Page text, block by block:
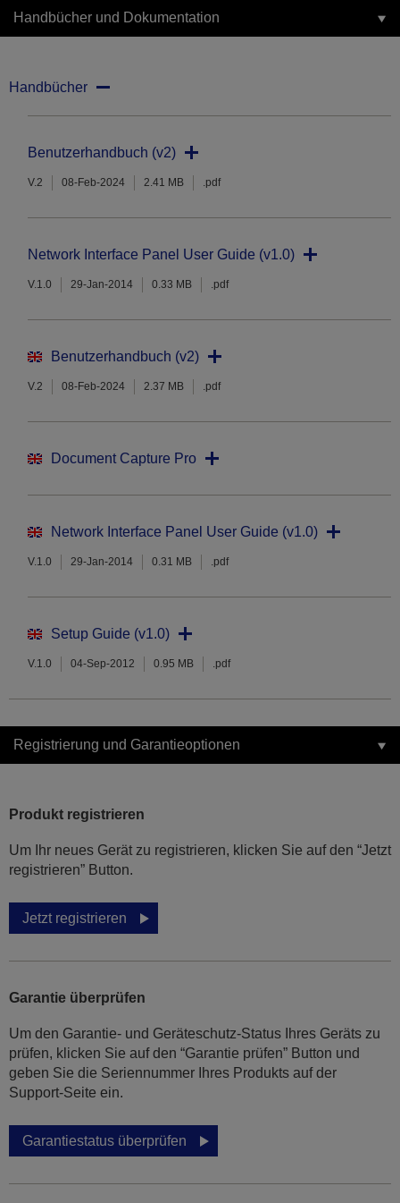
Handbücher und Dokumentation
Handbücher
Benutzerhandbuch (v2)
V.2 08-Feb-2024 2.41 MB .pdf
Network Interface Panel User Guide (v1.0)
V.1.0 29-Jan-2014 0.33 MB .pdf
Benutzerhandbuch (v2)
V.2 08-Feb-2024 2.37 MB .pdf
Document Capture Pro
Network Interface Panel User Guide (v1.0)
V.1.0 29-Jan-2014 0.31 MB .pdf
Setup Guide (v1.0)
V.1.0 04-Sep-2012 0.95 MB .pdf
Registrierung und Garantieoptionen
Produkt registrieren
Um Ihr neues Gerät zu registrieren, klicken Sie auf den “Jetzt
registrieren” Button.
Jetzt registrieren
Garantie überprüfen
Um den Garantie- und Geräteschutz-Status Ihres Geräts zu
prüfen, klicken Sie auf den “Garantie prüfen” Button und
geben Sie die Seriennummer Ihres Produkts auf der
Support-Seite ein.
Garantiestatus überprüfen